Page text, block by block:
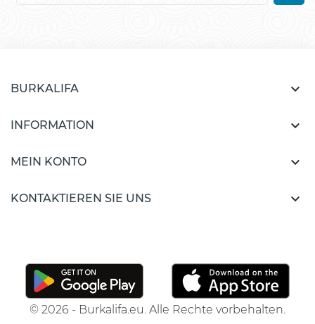
BURKALIFA 
INFORMATION 
MEIN KONTO 
KONTAKTIEREN SIE UNS 
© 2026 - Burkalifa.eu. Alle Rechte vorbehalten.